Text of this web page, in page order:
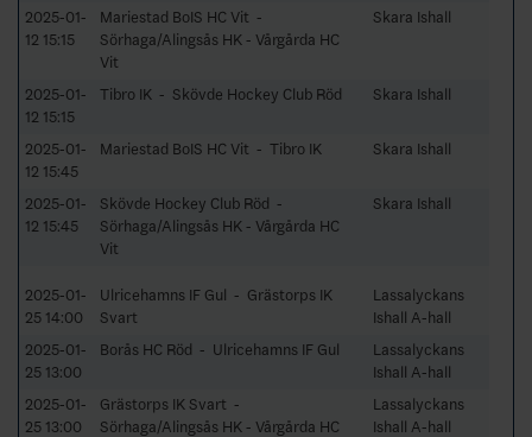
2025-01-
12 15:15
Mariestad BoIS HC Vit -
Sörhaga/Alingsås HK - Vårgårda HC
Vit
Skara Ishall
2025-01-
12 15:15
Tibro IK - Skövde Hockey Club Röd Skara Ishall
2025-01-
12 15:45
Mariestad BoIS HC Vit - Tibro IK Skara Ishall
2025-01-
12 15:45
Skövde Hockey Club Röd -
Sörhaga/Alingsås HK - Vårgårda HC
Vit
Skara Ishall
2025-01-
25 14:00
Ulricehamns IF Gul - Grästorps IK
Svart
Lassalyckans
Ishall A-hall
2025-01-
25 13:00
Borås HC Röd - Ulricehamns IF Gul
Lassalyckans
Ishall A-hall
2025-01-
25 13:00
Grästorps IK Svart -
Sörhaga/Alingsås HK - Vårgårda HC
Lassalyckans
Ishall A-hall